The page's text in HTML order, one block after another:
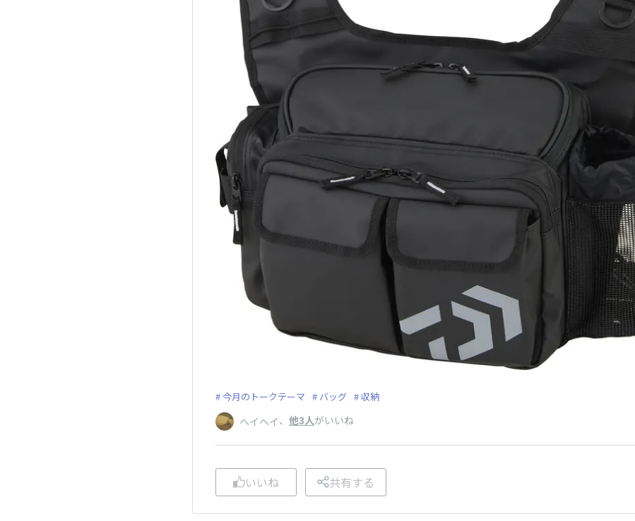
今月のトークテーマ バッグ 収納
ヘイヘイ、 他3人がいいね
いいね 共有する